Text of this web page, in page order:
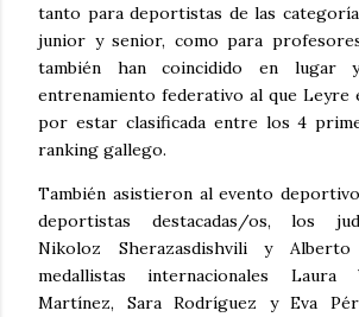
tanto para deportistas de las
junior y senior, como para
también han coincidido en lugar
entrenamiento federativo al que Leyre
por estar clasificada entre los 4
ranking gallego.
También asistieron al evento
deportistas destacadas/os, los
Nikoloz Sherazasdishvili y
medallistas internacionales Laura
Martínez, Sara Rodríguez y Eva